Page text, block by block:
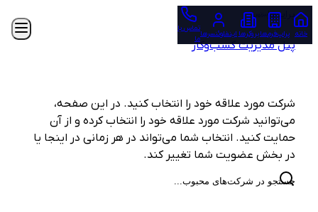
پراپ‌ها
پنل مدیریت کسب‌وکار
برای بروکرها
برای اینفلوئنسرها
برای پلتفرم‌ها
شرکت‌های محبوب
شرکت مورد علاقه خود را انتخاب کنید. در این صفحه،
می‌توانید شرکت مورد علاقه خود را انتخاب کرده و از آن
حمایت کنید. انتخاب شما می‌تواند در هر زمانی در اینجا یا
در بخش عضویت شما تغییر کند.
خانه پراپ‌فرم‌هابروکرها اینفلوئنسرها
تماس با
ما